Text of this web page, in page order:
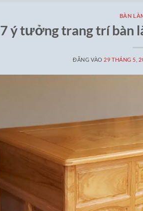
BÀN
7 ý tưởng trang trí bàn
ĐĂNG VÀO 29 THÁNG 5,